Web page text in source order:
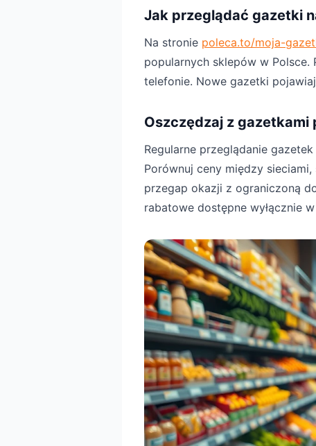
Jak przeglądać gazetki
Na stronie poleca.to/moja-
popularnych sklepów w Polsce.
telefonie. Nowe gazetki
Oszczędzaj z gazetkami
Regularne przeglądanie
Porównuj ceny między
przegap okazji z ograniczoną
rabatowe dostępne wyłącznie